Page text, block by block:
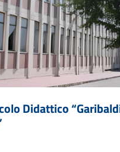
Didattico